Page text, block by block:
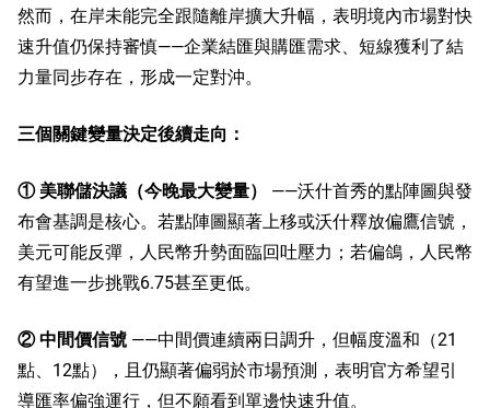
然而，在岸未能完全跟隨離岸擴大升幅，表明境內市場對快
速升值仍保持審慎——企業結匯與購匯需求、短線獲利了結
力量同步存在，形成一定對沖。
三個關鍵變量決定後續走向：
① 美聯儲決議（今晚最大變量）
——沃什首秀的點陣圖與發
布會基調是核心。若點陣圖顯著上移或沃什釋放偏鷹信號，
美元可能反彈，人民幣升勢面臨回吐壓力；若偏鴿，人民幣
有望進一步挑戰6.75甚至更低。
② 中間價信號 ——中間價連續兩日調升，但幅度溫和（21
點、12點），且仍顯著偏弱於市場預測，表明官方希望引
導匯率偏強運行，但不願看到單邊快速升值。